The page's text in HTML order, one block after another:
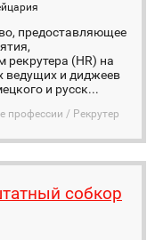
предоставляющее
(HR) на
ведущих и диджеев
и русск...
профессии / Рекрутер
собкор